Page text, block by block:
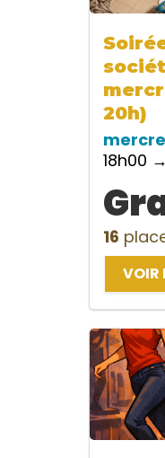
20h)
18h00
16
VOIR